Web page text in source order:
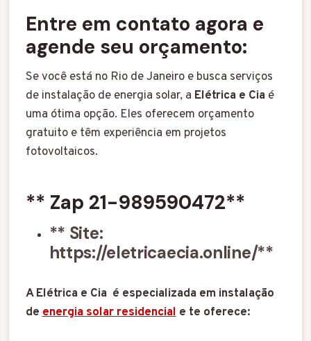
Entre em contato agora e
agende seu orçamento:
Se você está no Rio de Janeiro e busca serviços
de instalação de energia solar, a Elétrica e Cia é
uma ótima opção. Eles oferecem orçamento
gratuito e têm experiência em projetos
fotovoltaicos.
** Zap 21-989590472**
** Site:
https://eletricaecia.online/**
A Elétrica e Cia é especializada em instalação
deenergia solar residenciale te oferece: